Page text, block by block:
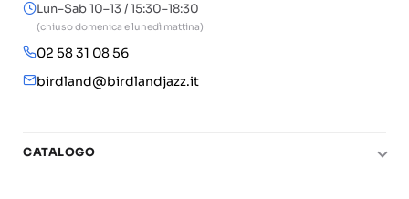
Lun–Sab 10–13 / 15:30–18:30
(chiuso domenica e lunedì mattina)
02 58 31 08 56
birdland@birdlandjazz.it
CATALOGO